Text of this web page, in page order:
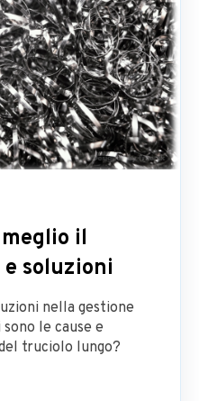
il
soluzioni
nella gestione
le cause e
truciolo lungo?